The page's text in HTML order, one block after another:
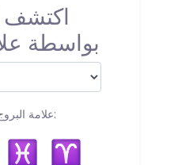
اكتشف
بواسطة
علامة البروج الخاصة بك: